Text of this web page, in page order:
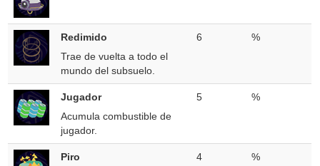
Redimido
Trae de vuelta a todo el
mundo del subsuelo.
6 %
Jugador
Acumula combustible de
jugador.
5 %
Piro
4 %